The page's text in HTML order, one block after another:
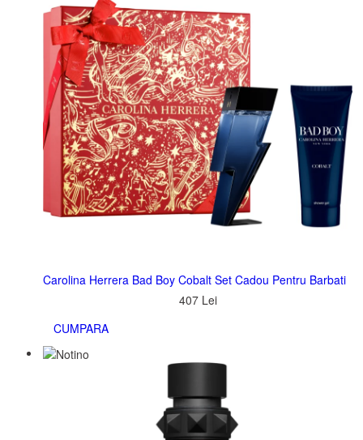
Carolina Herrera Bad Boy Cobalt Set Cadou Pentru Barbati
407 Lei
CUMPARA